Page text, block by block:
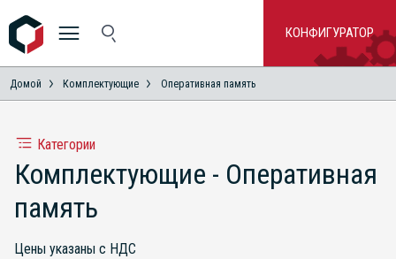
КОНФИГУРАТОР
Домой Комплектующие Оперативная память
Категории
Комплектующие - Оперативная
память
Цены указаны с НДС